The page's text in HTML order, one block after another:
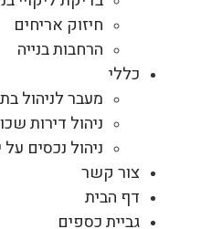
חיזוק אריחים
הרחבות בנייה
כללי
מעבר לניהול
ניהול דירות
ניהול נכסים על
צור קשר
דף הבית
גביית כספים